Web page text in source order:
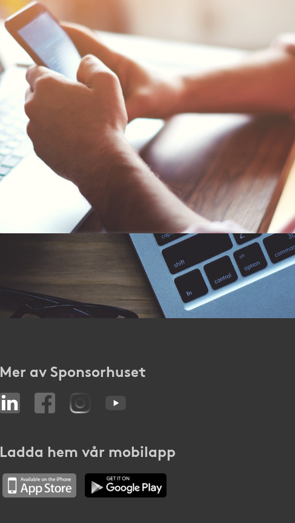
Mer av Sponsorhuset
Ladda hem vår mobilapp